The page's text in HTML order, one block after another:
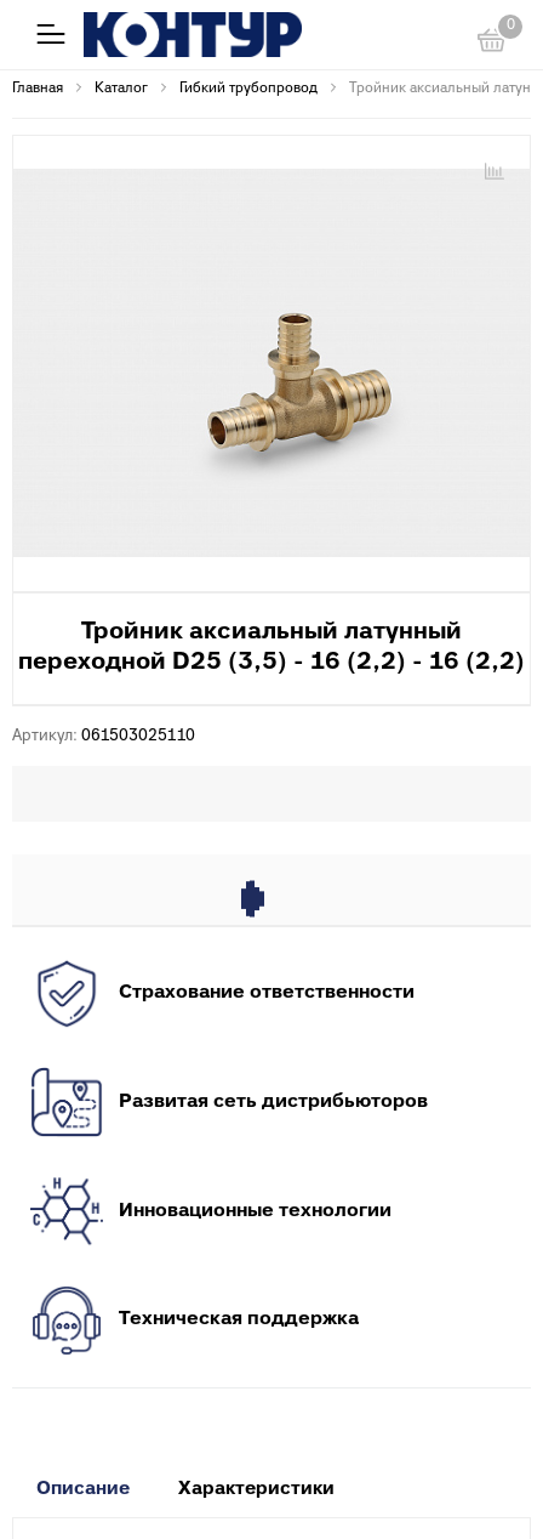
0
Главная Каталог Гибкий трубопровод Тройник аксиальный
Тройник аксиальный латунный
переходной D25 (3,5) - 16 (2,2) - 16 (2,2)
Артикул: 061503025110
Страхование ответственности
Развитая сеть дистрибьюторов
Инновационные технологии
Техническая поддержка
Описание Характеристики